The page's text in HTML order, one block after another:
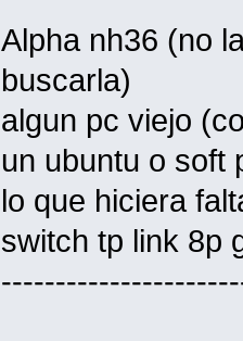
Alpha nh36 (no
buscarla)
algun pc viejo
un ubuntu o soft
lo que hiciera
switch tp link 8p